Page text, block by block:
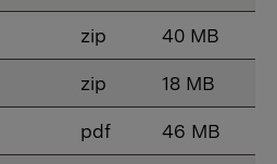
zip 40 MB
zip 18 MB
pdf 46 MB